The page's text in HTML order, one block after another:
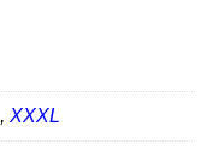
, XXXL